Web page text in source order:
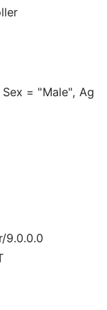
= "Male", Ag
9.0.0.0